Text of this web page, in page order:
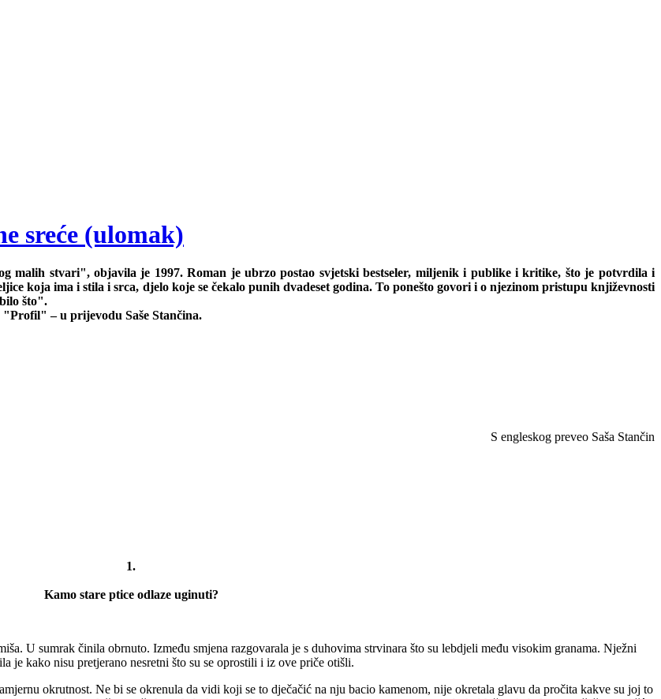
sreće (ulomak)
malih stvari", objavila je 1997. Roman je ubrzo postao svjetski bestseler, miljenik i publike i kritike, što je potvrdila i
koja ima i stila i srca, djelo koje se čekalo punih dvadeset godina. To ponešto govori i o njezinom pristupu književnosti
što".
– u prijevodu Saše Stančina.
S engleskog preveo Saša Stančin
1.
Kamo stare ptice odlaze uginuti?
U sumrak činila obrnuto. Između smjena razgovarala je s duhovima strvinara što su lebdjeli među visokim granama. Nježni
je kako nisu pretjerano nesretni što su se oprostili i iz ove priče otišli.
okrutnost. Ne bi se okrenula da vidi koji se to dječačić na nju bacio kamenom, nije okretala glavu da pročita kakve su joj to